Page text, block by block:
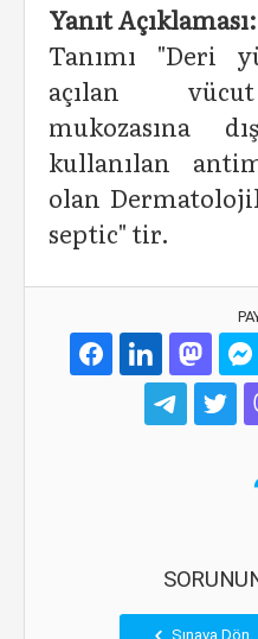
Yanıt Açıklaması:
Tanımı "Deri
açılan
mukozasına
kullanılan
olan
septic" tir.
Sınava Dön